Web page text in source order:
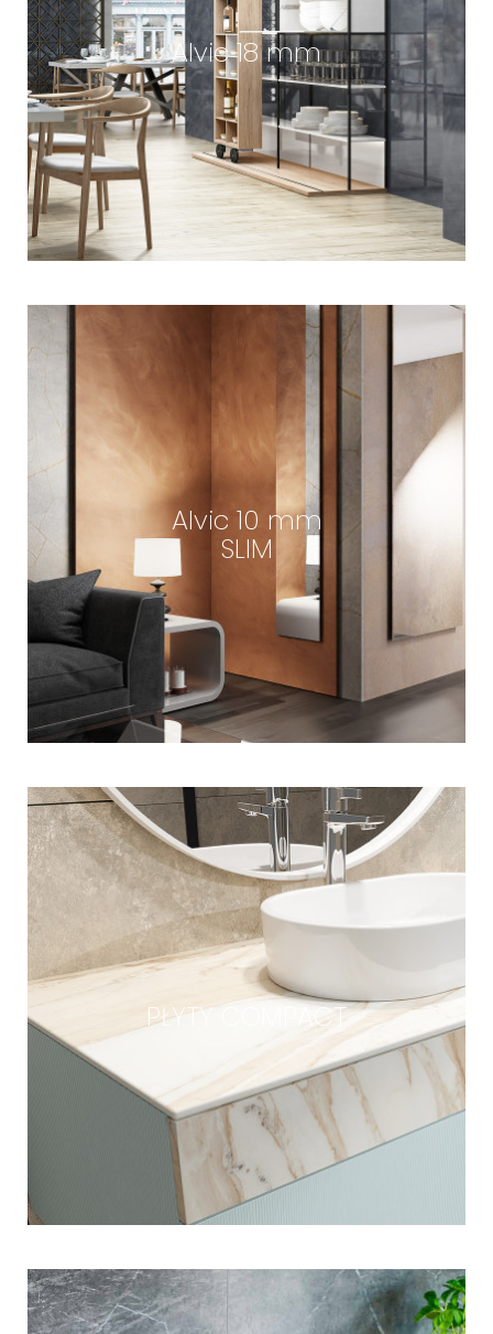
Alvic 18 mm
Alvic 10 mm
SLIM
PŁYTY COMPACT